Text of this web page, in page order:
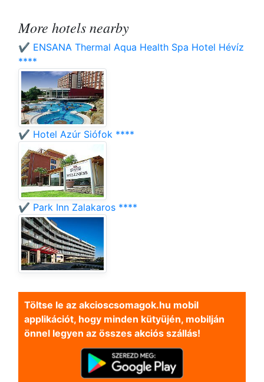
More hotels nearby
✔️ ENSANA Thermal Aqua Health Spa Hotel Hévíz
****
✔️ Hotel Azúr Siófok ****
✔️ Park Inn Zalakaros ****
Töltse le az akcioscsomagok.hu mobil
applikációt, hogy minden kütyüjén, mobilján
önnel legyen az összes akciós szállás!